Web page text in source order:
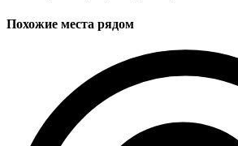
Похожие места рядом